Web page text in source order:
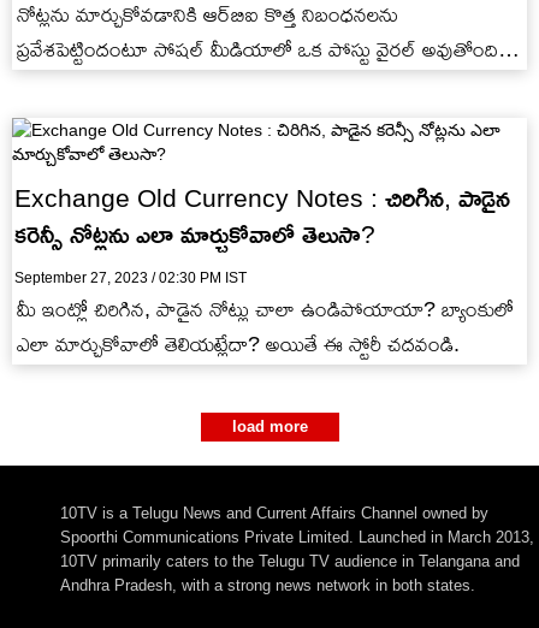
నోట్లను మార్చుకోవడానికి ఆర్‌బిఐ కొత్త నిబంధనలను
ప్రవేశపెట్టిందంటూ సోషల్ మీడియాలో ఒక పోస్టు వైరల్ అవుతోంది.
Exchange Old Currency Notes : చిరిగిన, పాడైన
కరెన్సీ నోట్లను ఎలా మార్చుకోవాలో తెలుసా?
September 27, 2023 / 02:30 PM IST
మీ ఇంట్లో చిరిగిన, పాడైన నోట్లు చాలా ఉండిపోయాయా? బ్యాంకులో
ఎలా మార్చుకోవాలో తెలియట్లేదా? అయితే ఈ స్టోరీ చదవండి.
load more
10TV is a Telugu News and Current Affairs Channel owned by
Spoorthi Communications Private Limited. Launched in March 2013,
10TV primarily caters to the Telugu TV audience in Telangana and
Andhra Pradesh, with a strong news network in both states.